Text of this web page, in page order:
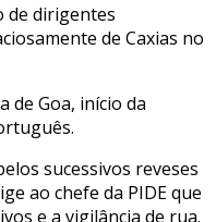
de dirigentes
de Caxias no
de Goa, início da
sucessivos reveses
ao chefe da PIDE que
e a vigilância de rua.